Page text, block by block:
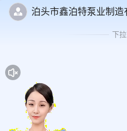
泊头市鑫泊特泵业制造
下